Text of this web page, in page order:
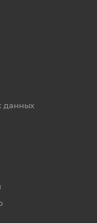
данных